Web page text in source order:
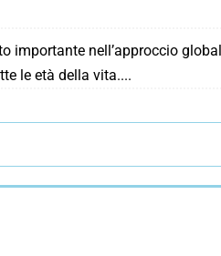
importante nell’approccio
le età della vita.